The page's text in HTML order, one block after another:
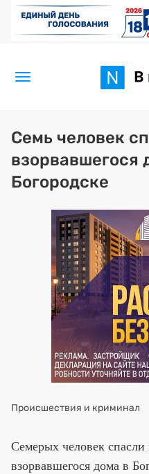
Премия
Премия
Эксперты
Семь человек
взорвавшегося
Богородске
Происшествия и криминал
Семерых человек
взорвавшегося дома в